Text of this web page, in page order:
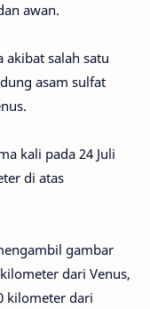
awan.
akibat salah satu
asam sulfat
kali pada 24 Juli
di atas
gambar
dari Venus,
kilometer dari